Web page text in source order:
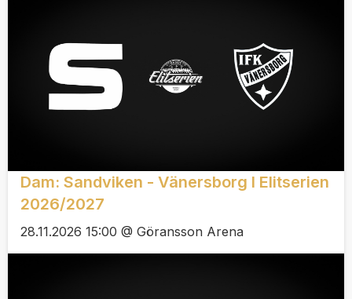
Dam: Sandviken - Vänersborg I Elitserien
2026/2027
28.11.2026 15:00 @ Göransson Arena